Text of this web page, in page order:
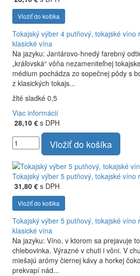
Vložiť do košíka
Tokajský výber 4 putňový, tokajské víno
klasické vína
Na jazyku: Jantárovo-hnedý farebný
„kráľovská“ vôňa nezameniteľnej
médium pochádza zo sopečnej pôdy s
z klasických tokajs...
žlté sladké 0,5
Viac informácií
28,10 € s DPH
Vložiť do košíka
Tokajský výber 5 putňový, tokajské víno
31,80 € s DPH
Vložiť do košíka
Tokajský výber 5 putňový, tokajské víno
klasické vína
Na jazyku: Víno, v ktorom sa prejavuje
chlebovinka. Výrazné v chuti i vôni. V
miešajú arómy čiernej kávy a horkej
prekvapí nád...